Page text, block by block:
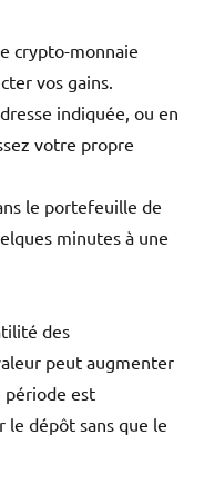
crypto-monnaie
vos gains.
indiquée, ou en
votre propre
le portefeuille de
minutes à une
des
peut augmenter
période est
dépôt sans que le